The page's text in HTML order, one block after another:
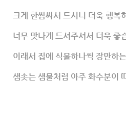
크게 한쌈싸서 드시니 더욱 행복
너무 맛나게 드셔주셔서 더욱 좋
이래서 집에 식물하나씩 장만하
샘솟는 샘물처럼 아주 화수분이